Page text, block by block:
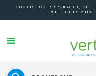
GOODIES ECO-RESPONSABLE,
RSE - DEPUIS 2014 -